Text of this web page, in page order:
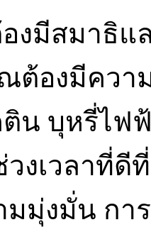
มีสมาธิแ
องมีควา
น บุหรี่ไฟ
งเวลาที่
มุ่งมั่น กา